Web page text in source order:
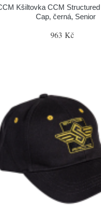
Kšiltovka CCM Structured
Cap, černá, Senior
963 Kč